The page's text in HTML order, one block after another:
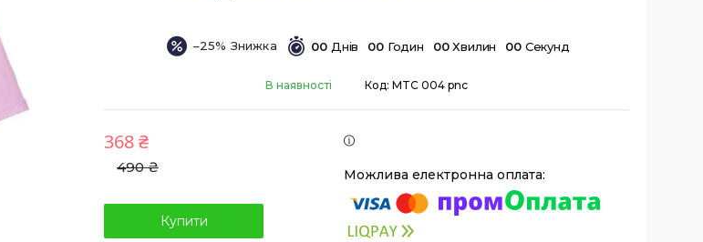
–25% 00 Днів 00 Годин 00 Хвилин 00 Секунд
В наявності Код: MTC 004 pnc
490 ₴
368 ₴
Купити